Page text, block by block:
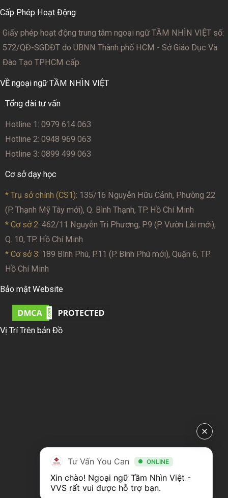
Cấp Phép Hoạt Động
Giấy phép hoạt động trung tâm ngoại ngữ TẦM NHÌN VIỆT số:
572/QĐ-SGDĐT do UBNN Thành phố HCM - Sở Giáo Dục Và
Đào Tạo TPHCM cấp.
VỀ ngoại ngữ TẦM NHÌN VIỆT
Tổng đài tư vấn
Hotline 1: 0979 614 063
Hotline 2: 0948 969 063
Hotline 3: 0899 499 063
Cơ sở dạy học
* Trụ sở chính (CS1): 135/16 Nguyễn Hữu Cảnh, Phường 22
(P. Thạnh Mỹ Tây mới), Q. Bình Thạnh, TP. Hồ Chí Minh
* Cơ sở 2: 462/11 Nguyễn Tri Phương, P.9 (P. Vườn Lài mới),
Q. 10, TP. Hồ Chí Minh
* Cơ sở 3: 189 Bình Phú, P.11 (P. Bình Phú mới), Quận 6, TP.
Hồ Chí Minh
Bảo mật Website
Vị Trí Trên bản Đồ
Tư Vấn You Can ONLINE
Xin chào! Ngoại ngữ Tầm Nhìn Việt -
VVS rất vui được hỗ trợ bạn.